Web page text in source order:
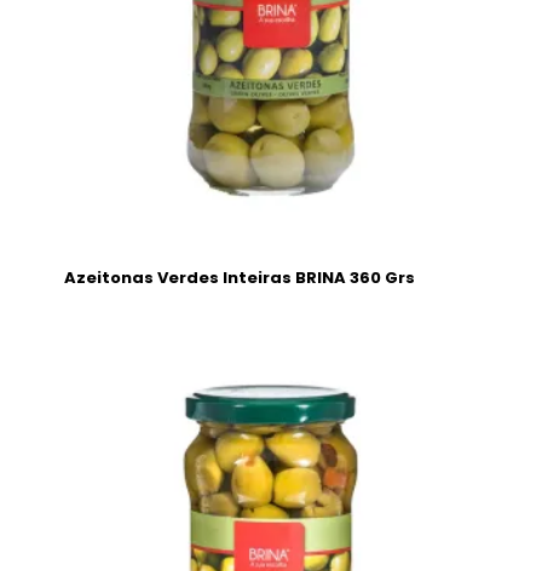
Azeitonas Verdes Inteiras BRINA 360 Grs